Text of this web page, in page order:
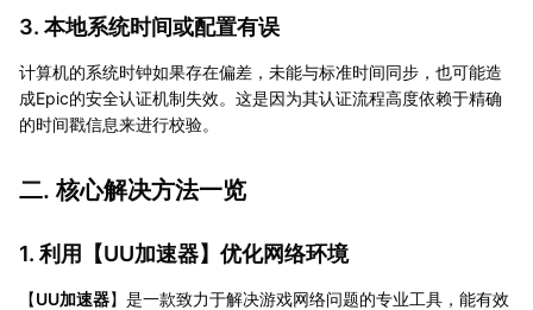
3. 本地系统时间或配置有误
计算机的系统时钟如果存在偏差，未能与标准时间同步，也可能造
成Epic的安全认证机制失效。这是因为其认证流程高度依赖于精确
的时间戳信息来进行校验。
二. 核心解决方法一览
1. 利用【UU加速器】优化网络环境
【UU加速器】是一款致力于解决游戏网络问题的专业工具，能有效